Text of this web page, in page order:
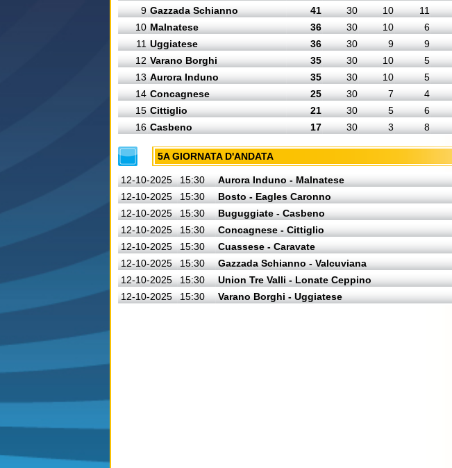
9 Gazzada Schianno 41 30 10 11
10 Malnatese 36 30 10 6
11 Uggiatese 36 30 9 9
12 Varano Borghi 35 30 10 5
13 Aurora Induno 35 30 10 5
14 Concagnese 25 30 7 4
15 Cittiglio 21 30 5 6
16 Casbeno 17 30 3 8
5A GIORNATA D'ANDATA
12-10-2025 15:30 Aurora Induno - Malnatese
12-10-2025
15:30 Bosto - Eagles Caronno
12-10-2025
15:30 Buguggiate - Casbeno
12-10-2025
15:30 Concagnese - Cittiglio
12-10-2025
15:30 Cuassese - Caravate
12-10-2025
15:30 Gazzada Schianno - Valcuviana
12-10-2025
15:30 Union Tre Valli - Lonate Ceppino
12-10-2025
15:30 Varano Borghi - Uggiatese